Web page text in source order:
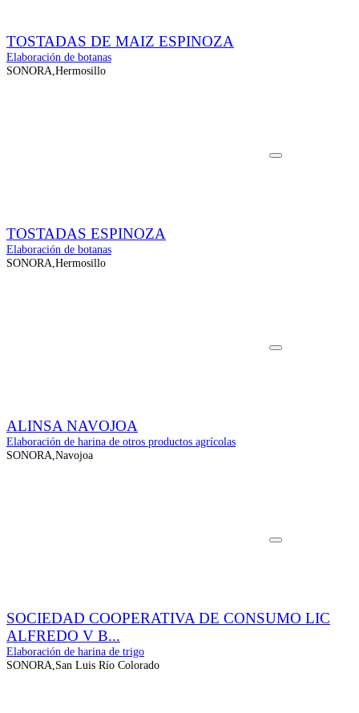
TOSTADAS DE MAIZ ESPINOZA
Elaboración de botanas
SONORA,Hermosillo
TOSTADAS ESPINOZA
Elaboración de botanas
SONORA,Hermosillo
ALINSA NAVOJOA
Elaboración de harina de otros productos agrícolas
SONORA,Navojoa
SOCIEDAD COOPERATIVA DE CONSUMO LIC
ALFREDO V B...
Elaboración de harina de trigo
SONORA,San Luis Río Colorado